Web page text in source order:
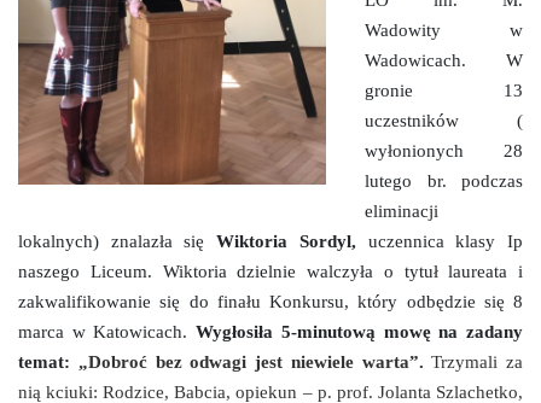
Wadowity w
Wadowicach. W
gronie 13
uczestników (
wyłonionych 28
lutego br. podczas
eliminacji
lokalnych) znalazła sięWiktoria Sordyl, uczennica klasy Ip
naszego Liceum. Wiktoria dzielnie walczyła o tytuł laureata i
zakwalifikowanie się do finału Konkursu, który odbędzie się 8
marca w Katowicach.Wygłosiła 5-minutową mowę na zadany
temat: „Dobroć bez odwagi jest niewiele warta”.Trzymali za
nią kciuki: Rodzice, Babcia, opiekun – p. prof. Jolanta Szlachetko,